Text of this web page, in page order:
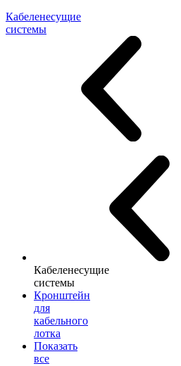
Кабеленесущие
системы
Кабеленесущие
системы
Кронштейн
для
кабельного
лотка
Показать
все